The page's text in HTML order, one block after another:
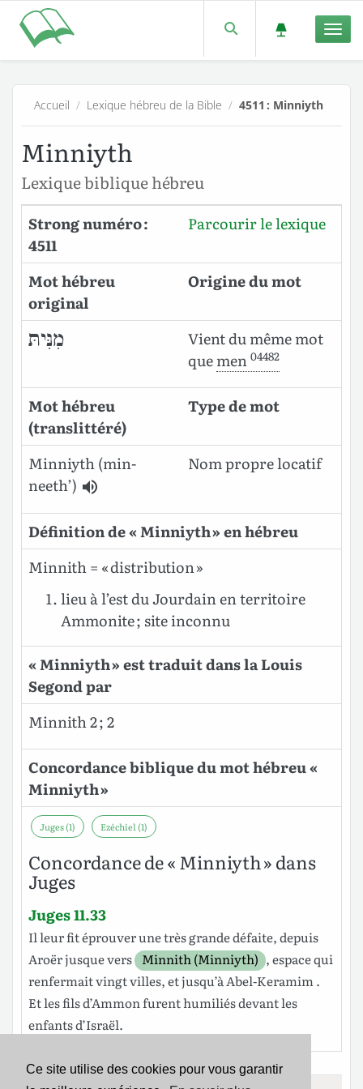
Ce site utilise des cookies pour vous garantir
Accueil / Lexique hébreu de la Bible / 4511 : Minniyth
Minniyth
Lexique biblique hébreu
Strong numéro :
4511
Parcourir le lexique
Mot hébreu
original
Origine du mot
מִנִּיתּ
Vient du même mot
quemen 04482
Mot hébreu
(translittéré)
Type de mot
Minniyth(min-
neeth’)
Nom propre locatif
Définition de « Minniyth » en hébreu
Minnith = « distribution »
lieu à l’est du Jourdain en territoire
Ammonite ; site inconnu
« Minniyth » est traduit dans la Louis
Segond par
Minnith 2 ; 2
Concordance biblique du mot hébreu «
Minniyth »
Juges (1) Ezéchiel (1)
Concordance de « Minniyth » dans
Juges
Juges 11.33
Il leur fitéprouverunetrèsgrandedéfaite, depuis
Aroërjusquevers Minnith (Minniyth) , espace qui
renfermaitvingtvilles, et jusqu’àAbel-Keramim.
Et lesfilsd’Ammonfurenthumiliésdevantles
enfantsd’Israël.